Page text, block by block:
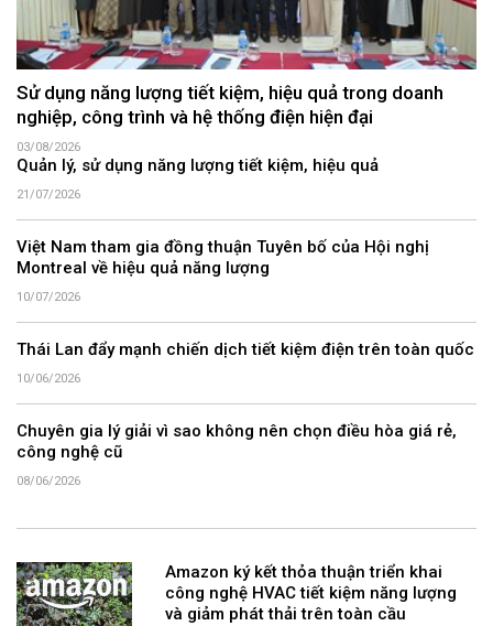
Sử dụng năng lượng tiết kiệm, hiệu quả trong doanh
nghiệp, công trình và hệ thống điện hiện đại
03/08/2026
Quản lý, sử dụng năng lượng tiết kiệm, hiệu quả
21/07/2026
Việt Nam tham gia đồng thuận Tuyên bố của Hội nghị
Montreal về hiệu quả năng lượng
10/07/2026
Thái Lan đẩy mạnh chiến dịch tiết kiệm điện trên toàn quốc
10/06/2026
Chuyên gia lý giải vì sao không nên chọn điều hòa giá rẻ,
công nghệ cũ
08/06/2026
Amazon ký kết thỏa thuận triển khai
công nghệ HVAC tiết kiệm năng lượng
và giảm phát thải trên toàn cầu